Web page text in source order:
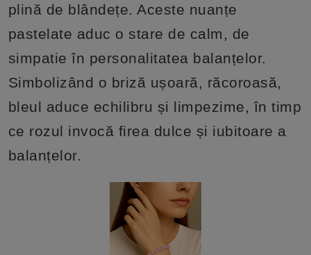
plină de blândețe. Aceste nuanțe
pastelate aduc o stare de calm, de
simpatie în personalitatea balanțelor.
Simbolizând o briză ușoară, răcoroasă,
bleul aduce echilibru și limpezime, în timp
ce rozul invocă firea dulce și iubitoare a
balanțelor.